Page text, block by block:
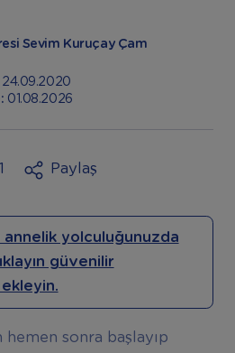
Sevim Kuruçay Çam
24.09.2020
01.08.2026
Paylaş
annelik yolculuğunuzda
güvenilir
ekleyin.
sonra başlayıp